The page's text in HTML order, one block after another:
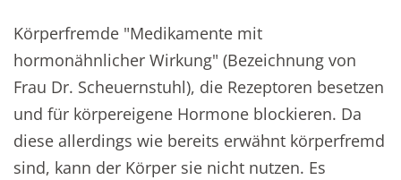
Körperfremde "Medikamente mit
hormonähnlicher Wirkung" (Bezeichnung von
Frau Dr. Scheuernstuhl), die Rezeptoren besetzen
und für körpereigene Hormone blockieren. Da
diese allerdings wie bereits erwähnt körperfremd
sind, kann der Körper sie nicht nutzen. Es